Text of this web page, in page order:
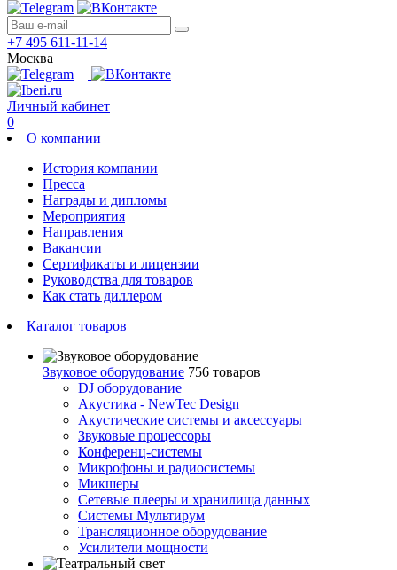
+7 495 611-11-14
Москва
Личный кабинет
0
О компании
История компании
Пресса
Награды и дипломы
Мероприятия
Направления
Вакансии
Сертификаты и лицензии
Руководства для товаров
Как стать диллером
Каталог товаров
Звуковое оборудование 756 товаров
DJ оборудование
Акустика - NewTec Design
Акустические системы и аксессуары
Звуковые процессоры
Конференц-системы
Микрофоны и радиосистемы
Микшеры
Сетевые плееры и хранилища данных
Системы Мультирум
Трансляционное оборудование
Усилители мощности